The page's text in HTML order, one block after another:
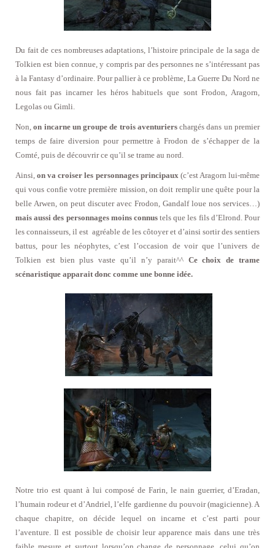
Du fait de ces nombreuses adaptations, l’histoire principale de la saga de
Tolkien est bien connue, y compris par des personnes ne s’intéressant pas
à la Fantasy d’ordinaire. Pour pallier à ce problème, La Guerre Du Nord ne
nous fait pas incarner les héros habituels que sont Frodon, Aragorn,
Legolas ou Gimli.
Non,on incarne un groupe de trois aventurierschargés dans un premier
temps de faire diversion pour permettre à Frodon de s’échapper de la
Comté, puis de découvrir ce qu’il se trame au nord.
Ainsi,on va croiser les personnages principaux(c’est Aragorn lui-même
qui vous confie votre première mission, on doit remplir une quête pour la
belle Arwen, on peut discuter avec Frodon, Gandalf loue nos services…)
mais aussi des personnages moins connustels que les fils d’Elrond. Pour
les connaisseurs, il est agréable de les côtoyer et d’ainsi sortir des sentiers
battus, pour les néophytes, c’est l’occasion de voir que l’univers de
Tolkien est bien plus vaste qu’il n’y parait^^ Ce choix de trame
scénaristique apparait donc comme une bonne idée.
Notre trio est quant à lui composé de Farin, le nain guerrier, d’Eradan,
l’humain rodeur et d’Andriel, l’elfe gardienne du pouvoir (magicienne). A
chaque chapitre, on décide lequel on incarne et c’est parti pour
l’aventure. Il est possible de choisir leur apparence mais dans une très